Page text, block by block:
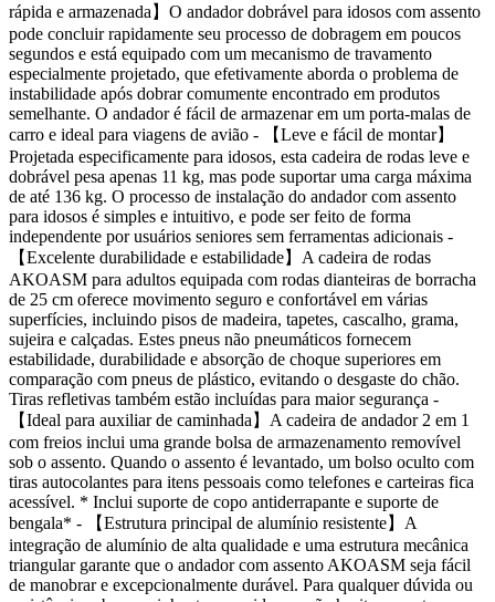
rápida e armazenada】O andador dobrável para idosos com assento
pode concluir rapidamente seu processo de dobragem em poucos
segundos e está equipado com um mecanismo de travamento
especialmente projetado, que efetivamente aborda o problema de
instabilidade após dobrar comumente encontrado em produtos
semelhante. O andador é fácil de armazenar em um porta-malas de
carro e ideal para viagens de avião - 【Leve e fácil de montar】
Projetada especificamente para idosos, esta cadeira de rodas leve e
dobrável pesa apenas 11 kg, mas pode suportar uma carga máxima
de até 136 kg. O processo de instalação do andador com assento
para idosos é simples e intuitivo, e pode ser feito de forma
independente por usuários seniores sem ferramentas adicionais -
【Excelente durabilidade e estabilidade】A cadeira de rodas
AKOASM para adultos equipada com rodas dianteiras de borracha
de 25 cm oferece movimento seguro e confortável em várias
superfícies, incluindo pisos de madeira, tapetes, cascalho, grama,
sujeira e calçadas. Estes pneus não pneumáticos fornecem
estabilidade, durabilidade e absorção de choque superiores em
comparação com pneus de plástico, evitando o desgaste do chão.
Tiras refletivas também estão incluídas para maior segurança -
【Ideal para auxiliar de caminhada】A cadeira de andador 2 em 1
com freios inclui uma grande bolsa de armazenamento removível
sob o assento. Quando o assento é levantado, um bolso oculto com
tiras autocolantes para itens pessoais como telefones e carteiras fica
acessível. * Inclui suporte de copo antiderrapante e suporte de
bengala* - 【Estrutura principal de alumínio resistente】A
integração de alumínio de alta qualidade e uma estrutura mecânica
triangular garante que o andador com assento AKOASM seja fácil
de manobrar e excepcionalmente durável. Para qualquer dúvida ou